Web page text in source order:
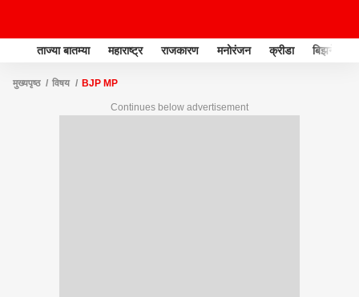
ताज्या बातम्या महाराष्ट्र राजकारण मनोरंजन क्रीडा बिझनेस
मुख्यपृष्ठ विषय BJP MP
Continues below advertisement